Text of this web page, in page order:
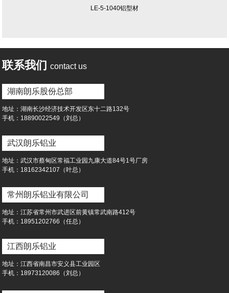
LE-5-1040铝型材
联系我们 contact us
湖南朗乐股份总部
地址：湖南⻓沙经济技术开发区东⼗⼆路132号
⼿机：18890022549（刘总）
武汉朗乐铝业
地址：武汉市蔡甸区常福⼯业园九康⼤道84号1号⼚房
⼿机：18162342107（叶总）
常州朗乐铝业有限公司
地址：江苏省常州市武进区前黄镇常武南路412号
⼿机：18951202766（任总）
江西朗乐铝业
地址：江西省南昌市安义县工业园区
⼿机：18973120086（刘总）